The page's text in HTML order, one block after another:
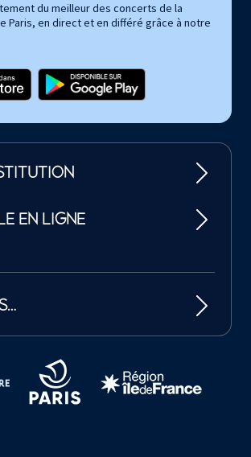
du meilleur des concerts de la
Paris, en direct et en différé grâce à notre
EN LIGNE
de la Philharmonie de Paris